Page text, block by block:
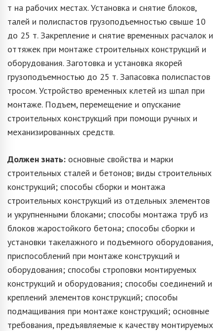
т на рабочих местах. Установка и снятие блоков,
талей и полиспастов грузоподъемностью свыше 10
до 25 т. Закрепление и снятие временных расчалок и
оттяжек при монтаже строительных конструкций и
оборудования. Заготовка и установка якорей
грузоподъемностью до 25 т. Запасовка полиспастов
тросом. Устройство временных клетей из шпал при
монтаже. Подъем, перемещение и опускание
строительных конструкций при помощи ручных и
механизированных средств.
Должен знать: основные свойства и марки
строительных сталей и бетонов; виды строительных
конструкций; способы сборки и монтажа
строительных конструкций из отдельных элементов
и укрупненными блоками; способы монтажа труб из
блоков жаростойкого бетона; способы сборки и
установки такелажного и подъемного оборудования,
приспособлений при монтаже конструкций и
оборудования; способы строповки монтируемых
конструкций и оборудования; способы соединений и
креплений элементов конструкций; способы
подмащивания при монтаже конструкций; основные
требования, предъявляемые к качеству монтируемых